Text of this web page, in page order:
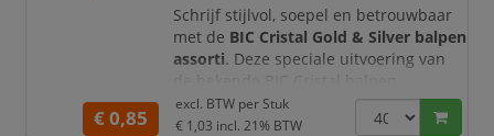
Schrijf stijlvol, soepel en betrouwbaar
met de BIC Cristal Gold & Silver balpen
assorti. Deze speciale uitvoering van
de bekende BIC Cristal balpen
combineert het klassieke schrijfcomfort
met een glinsterende gouden en
€ 0,85
excl. BTW per Stuk
€ 1,03 incl. 21% BTW